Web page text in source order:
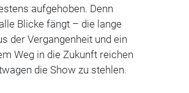
aufgehoben. Denn
Blicke fängt – die lange
der Vergangenheit und ein
Weg in die Zukunft reichen
die Show zu stehlen.